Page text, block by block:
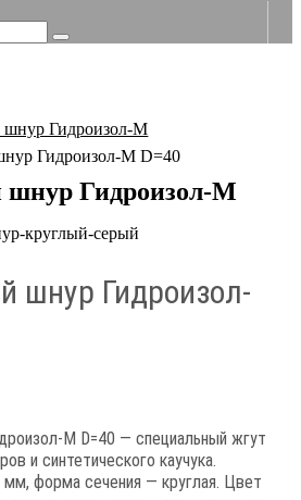
шнур Гидроизол-М
Гидроизол-М D=40
шнур Гидроизол-
М D=40 — специальный жгут
и синтетического каучука.
форма сечения — круглая. Цвет